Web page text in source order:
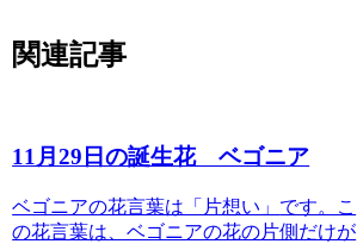
関連記事
11月29日の誕生花 ベゴニア
ベゴニアの花言葉は「片想い」 です。こ
の花言葉は、ベゴニアの花の片側だけが